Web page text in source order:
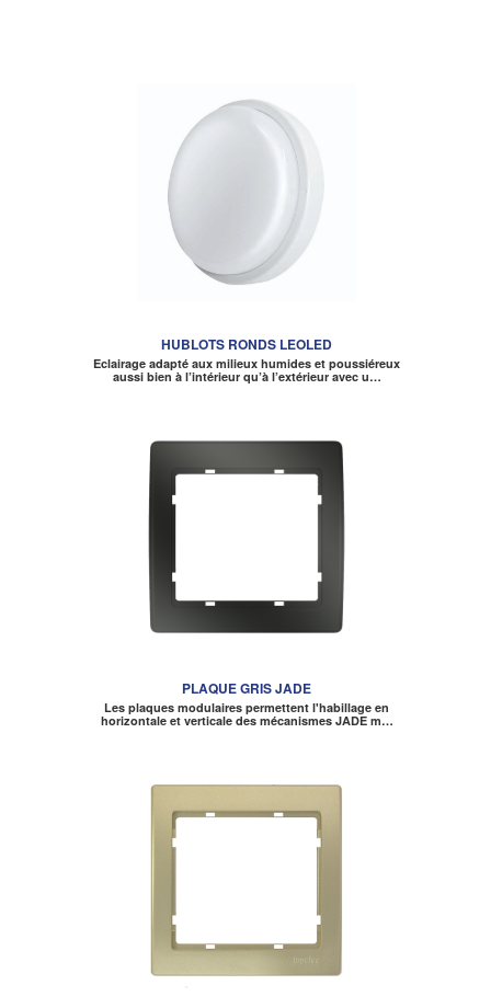
HUBLOTS RONDS LEOLED
Eclairage adapté aux milieux humides et poussiéreux
aussi bien à l’intérieur qu’à l’extérieur avec u…
PLAQUE GRIS JADE
Les plaques modulaires permettent l'habillage en
horizontale et verticale des mécanismes JADE m…